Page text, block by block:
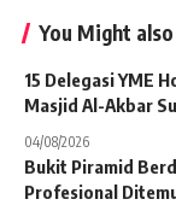
You Might
15 Delegasi YME
Masjid Al-Akbar
04/08/2026
Bukit Piramid
Profesional